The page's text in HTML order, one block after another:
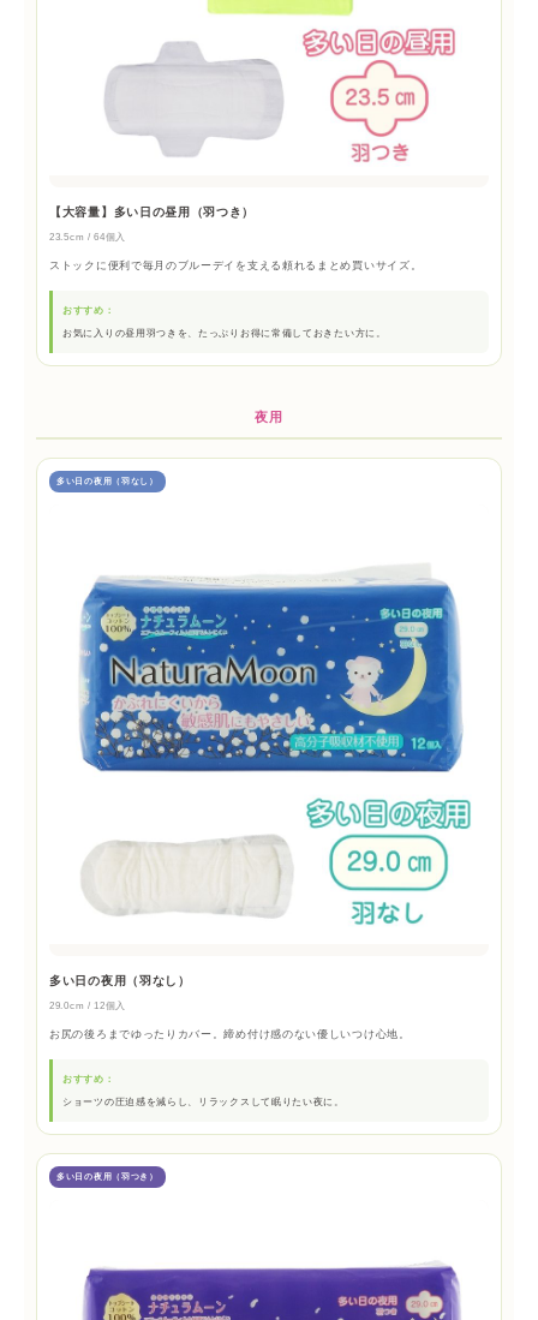
【大容量】多い日の昼用（羽つき）
23.5cm / 64個入
ストックに便利で毎月のブルーデイを支える頼れるまとめ買いサイズ。
おすすめ：
お気に入りの昼用羽つきを、たっぷりお得に常備しておきたい方に。
夜用
多い日の夜用（羽なし）
多い日の夜用（羽なし）
29.0cm / 12個入
お尻の後ろまでゆったりカバー。締め付け感のない優しいつけ心地。
おすすめ：
ショーツの圧迫感を減らし、リラックスして眠りたい夜に。
多い日の夜用（羽つき）